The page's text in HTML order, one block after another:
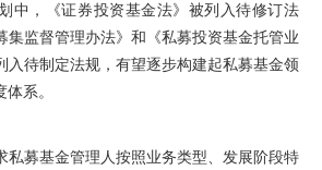
中，《证券投资基金法》被列入待修订法
集监督管理办法》和《私募投资基金托管业
入待制定法规，有望逐步构建起私募基金领
系。
私募基金管理人按照业务类型、发展阶段特